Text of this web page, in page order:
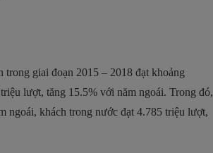
giai đoạn 2015 – 2018 đạt khoảng
lượt, tăng 15.5% với năm ngoái. Trong đó,
ngoái, khách trong nước đạt 4.785 triệu lượt,